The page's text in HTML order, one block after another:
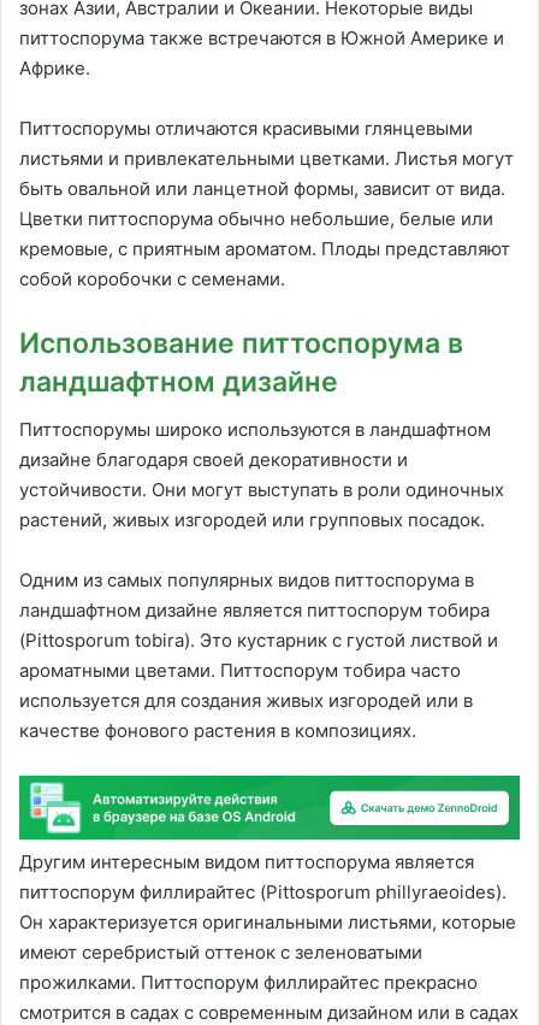
зонах Азии, Австралии и Океании. Некоторые виды
питтоспорума также встречаются в Южной Америке и
Африке.
Питтоспорумы отличаются красивыми глянцевыми
листьями и привлекательными цветками. Листья могут
быть овальной или ланцетной формы, зависит от вида.
Цветки питтоспорума обычно небольшие, белые или
кремовые, с приятным ароматом. Плоды представляют
собой коробочки с семенами.
Использование питтоспорума в
ландшафтном дизайне
Питтоспорумы широко используются в ландшафтном
дизайне благодаря своей декоративности и
устойчивости. Они могут выступать в роли одиночных
растений, живых изгородей или групповых посадок.
Одним из самых популярных видов питтоспорума в
ландшафтном дизайне является питтоспорум тобира
(Pittosporum tobira). Это кустарник с густой листвой и
ароматными цветами. Питтоспорум тобира часто
используется для создания живых изгородей или в
качестве фонового растения в композициях.
Другим интересным видом питтоспорума является
питтоспорум филлирайтес (Pittosporum phillyraeoides).
Он характеризуется оригинальными листьями, которые
имеют серебристый оттенок с зеленоватыми
прожилками. Питтоспорум филлирайтес прекрасно
смотрится в садах с современным дизайном или в садах